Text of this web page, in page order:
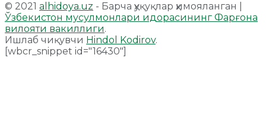
© 2021 alhidoya.uz - Барча ҳуқуқлар ҳимояланган |
Ўзбекистон мусулмонлари идорасининг Фарғона
вилояти вакиллиги.
Ишлаб чиқувчи Hindol Kodirov.
[wbcr_snippet id="16430"]